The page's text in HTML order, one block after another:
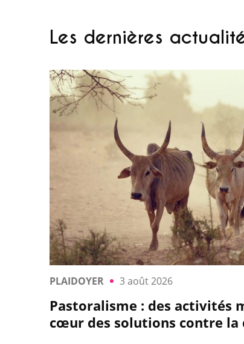
Les dernières
PLAIDOYER 3 août 2026
Pastoralisme : des activités
cœur des solutions contre